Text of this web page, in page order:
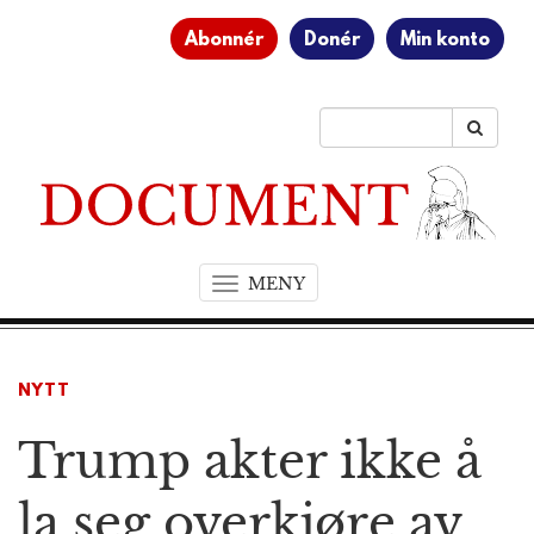
Abonnér Donér Min konto
MENYT
o
a
v
i
NYTT
Trump akter ikke å